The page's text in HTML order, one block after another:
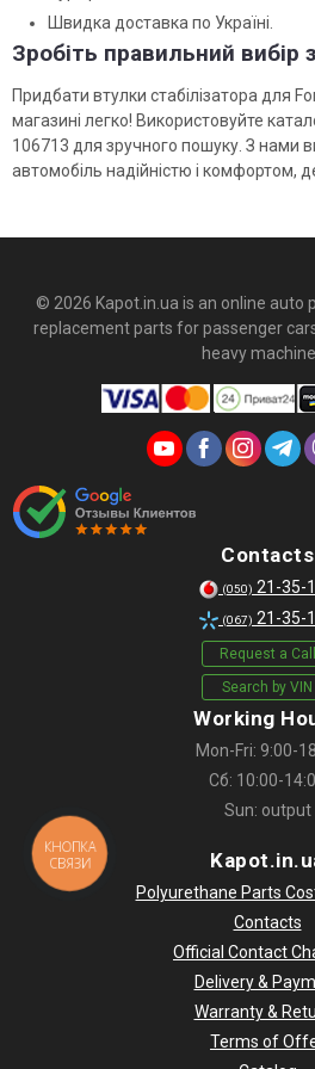
Швидка доставка по Україні.
Зробіть правильний вибір
Придбати втулки стабілізатора для
магазині легко! Використовуйте
106713 для зручного пошуку. З нами
автомобіль надійністю і комфортом,
© 2026 Kapot.in.ua is an online auto
replacement parts for passenger
heavy
Contacts
(050) 21-35-
(067) 21-35-
Request a Call
Search by VIN
Working
Mon-Fri: 9:00-
Сб: 10:00-
Sun: output
Polyurethane Parts
Contacts
Official Contact
Delivery &
Warranty &
Terms of
КНОПКА
СВЯЗИ